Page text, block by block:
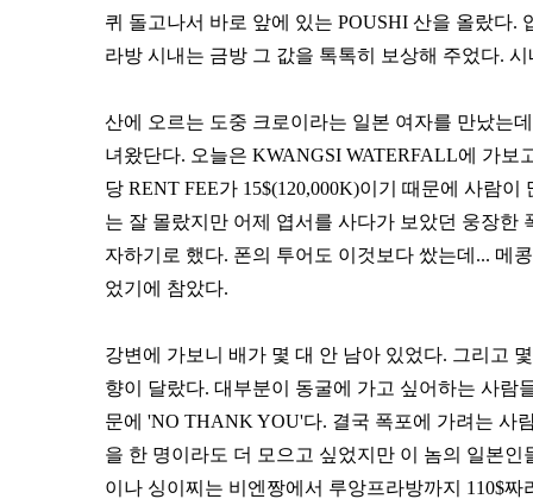
퀴 돌고나서 바로 앞에 있는 POUSHI 산을 올랐다.
라방 시내는 금방 그 값을 톡톡히 보상해 주었다.
산에 오르는 도중 크로이라는 일본 여자를 만났는
녀왔단다. 오늘은 KWANGSI WATERFALL에 가
당 RENT FEE가 15$(120,000K)이기 때문에 사람
는 잘 몰랐지만 어제 엽서를 사다가 보았던 웅장한
자하기로 했다. 폰의 투어도 이것보다 쌌는데... 메
었기에 참았다.
강변에 가보니 배가 몇 대 안 남아 있었다. 그리고
향이 달랐다. 대부분이 동굴에 가고 싶어하는 사람
문에 'NO THANK YOU'다. 결국 폭포에 가려는 사
을 한 명이라도 더 모으고 싶었지만 이 놈의 일본
이나 싱이찌는 비엔짱에서 루앙프라방까지 110$